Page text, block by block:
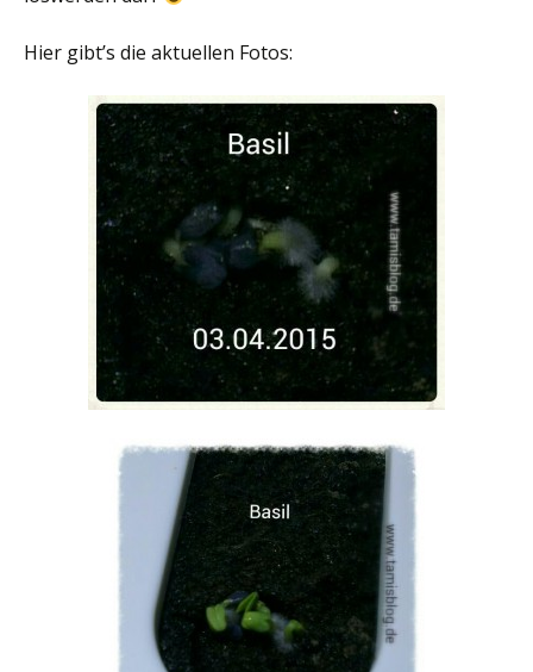
Hier gibt’s die aktuellen Fotos: